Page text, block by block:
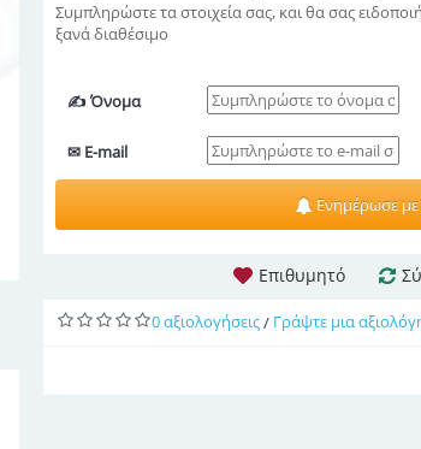
Συμπληρώστε τα στοιχεία σας, και θα σας
ξανά διαθέσιμο
✍ Όνομα
✉ E-mail
Ενημέρωσε με
Επιθυμητό
0 αξιολογήσεις/ Γράψτε μια